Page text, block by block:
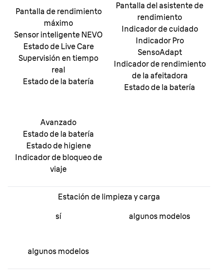
Pantalla de rendimiento
máximo
Sensor inteligente NEVO
Estado de Live Care
Supervisión en tiempo
real
Estado de la batería
Pantalla del asistente de
rendimiento
Indicador de cuidado
Indicador Pro
SensoAdapt
Indicador de rendimiento
de la afeitadora
Estado de la batería
Avanzado
Estado de la batería
Estado de higiene
Indicador de bloqueo de
viaje
Estación de limpieza y carga
sí
algunos modelos
algunos modelos